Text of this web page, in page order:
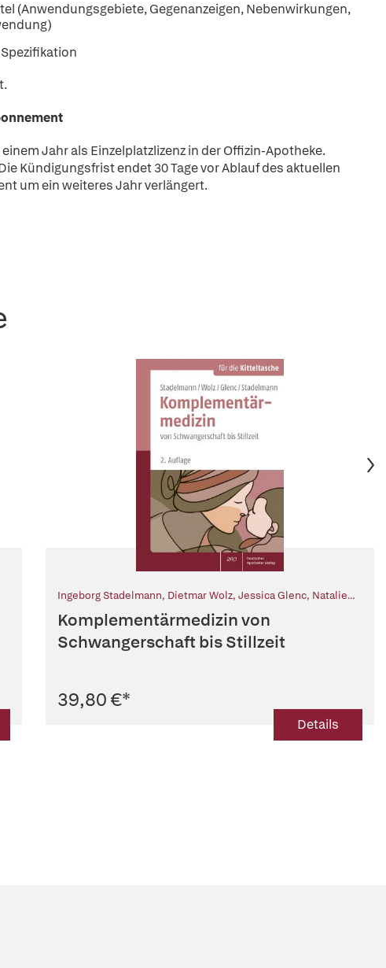
(Anwendungsgebiete, Gegenanzeigen, Nebenwirkungen,
Jahr als Einzelplatzlizenz in der Offizin-Apotheke.
Kündigungsfrist endet 30 Tage vor Ablauf des aktuellen
um ein weiteres Jahr verlängert.
Ingeborg Stadelmann, Dietmar Wolz, Jessica Glenc, Natalie
Komplementärmedizin von
Schwangerschaft bis Stillzeit
39,80 €*
Details